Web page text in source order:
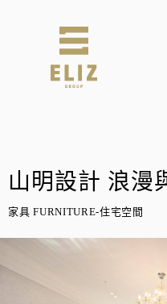
山明設計 浪漫
家具 FURNITURE-住宅空間